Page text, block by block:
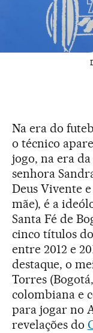
Na era do
o técnico
jogo, na era
senhora
Deus Vivente
mãe), é a
Santa Fé de
cinco títulos
entre 2012 e
destaque, o
Torres
colombiana e
para jogar no
revelações do